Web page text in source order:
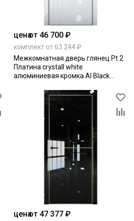
ценаот 46 700 ₽
комплект от 63 244 ₽
Межкомнатная дверь глянец Pt 2
Платина crystall white
алюминиевая кромка Al Black
ценаот 47 377 ₽